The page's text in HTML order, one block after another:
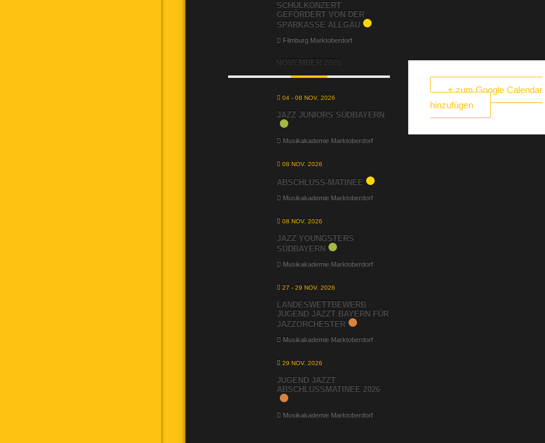
SCHULKONZERT
GEFÖRDERT VON DER
SPARKASSE ALLGÄU
Filmburg Marktoberdorf
NOVEMBER 2026
04 - 08 NOV. 2026
JAZZ JUNIORS SÜDBAYERN
Musikakademie Marktoberdorf
08 NOV. 2026
ABSCHLUSS-MATINEE
Musikakademie Marktoberdorf
08 NOV. 2026
JAZZ YOUNGSTERS
SÜDBAYERN
Musikakademie Marktoberdorf
27 - 29 NOV. 2026
LANDESWETTBEWERB
JUGEND JAZZT BAYERN FÜR
JAZZORCHESTER
Musikakademie Marktoberdorf
29 NOV. 2026
JUGEND JAZZT
ABSCHLUSSMATINEE 2026
Musikakademie Marktoberdorf
+ zum Google Calendar
hinzufügen